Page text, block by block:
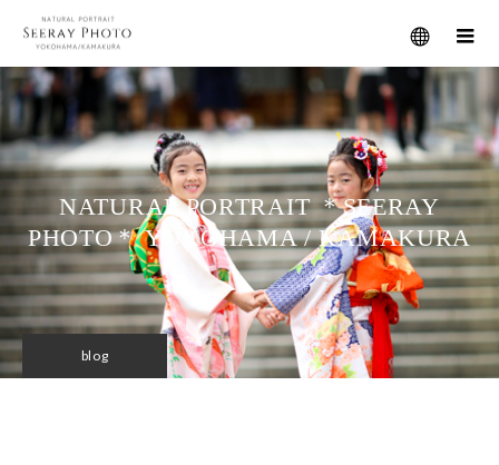
メニュー
NATURAL PORTRAIT ＊SEERAY
PHOTO＊ YOKOHAMA / KAMAKURA
blog